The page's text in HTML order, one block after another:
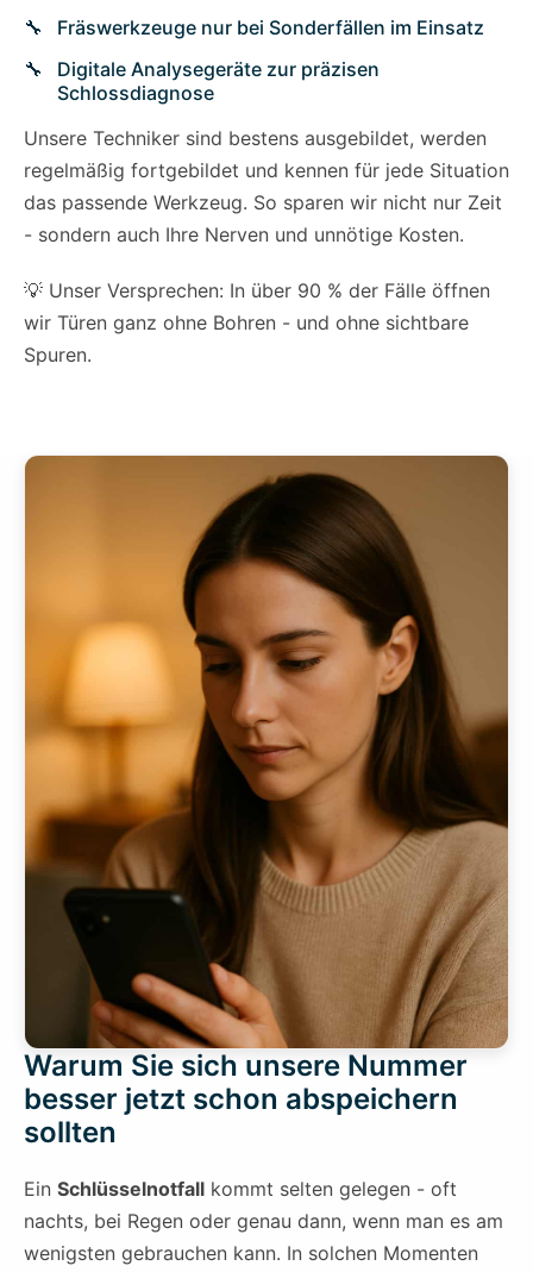
Fräswerkzeuge nur bei Sonderfällen im Einsatz
Digitale Analysegeräte zur präzisen
Schlossdiagnose
Unsere Techniker sind bestens ausgebildet, werden
regelmäßig fortgebildet und kennen für jede Situation
das passende Werkzeug. So sparen wir nicht nur Zeit
- sondern auch Ihre Nerven und unnötige Kosten.
💡 Unser Versprechen: In über 90 % der Fälle öffnen
wir Türen ganz ohne Bohren - und ohne sichtbare
Spuren.
Warum Sie sich unsere Nummer
besser jetzt schon abspeichern
sollten
Ein Schlüsselnotfall kommt selten gelegen - oft
nachts, bei Regen oder genau dann, wenn man es am
wenigsten gebrauchen kann. In solchen Momenten